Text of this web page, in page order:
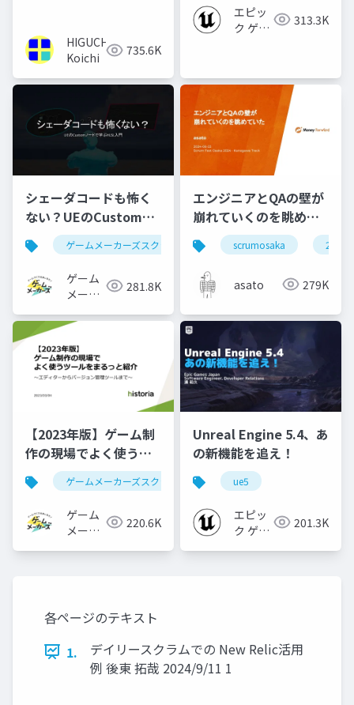
HIGUCHI
Koichi
735.6K
2023】 エピッ
ク ゲー
313.3K
シェーダコードも怖く
ない？UEのCustomノ
ードで学ぶHLSL入門
ゲームメーカーズスクランブル ゲーム制作 ue5
ゲーム
メーカ
281.8K
エンジニアとQAの壁が
崩れていくのを眺めて
いた #scrumosaka
scrumosaka 2024
asato 279K
【2023年版】ゲーム制
作の現場でよく使うツ
ールをまるっと紹介
ゲームメーカーズスクランブル ゲーム制作
ゲーム
メーカ
220.6K
Unreal Engine 5.4、あ
の新機能を追え！
ue5
エピッ
ク ゲー
201.3K
各ページのテキスト
1.
デイリースクラムでの New Relic活用
例 後東 拓哉 2024/9/11 1